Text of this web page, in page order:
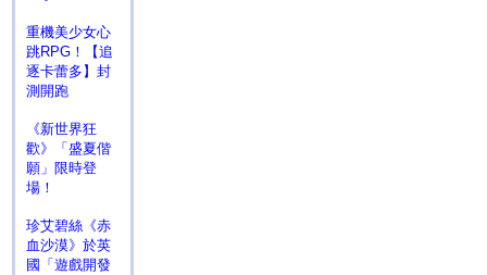
重機美少女心
跳RPG！【追
逐卡蕾多】封
測開跑
《新世界狂
歡》「盛夏偕
願」限時登
場！
珍艾碧絲《赤
血沙漠》於英
國「遊戲開發